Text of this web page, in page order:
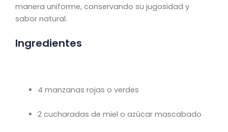
manera uniforme, conservando su jugosidad y
sabor natural.
Ingredientes
4 manzanas rojas o verdes
2 cucharadas de miel o azúcar mascabado